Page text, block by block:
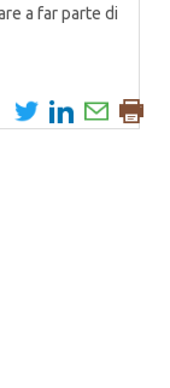
a far parte di